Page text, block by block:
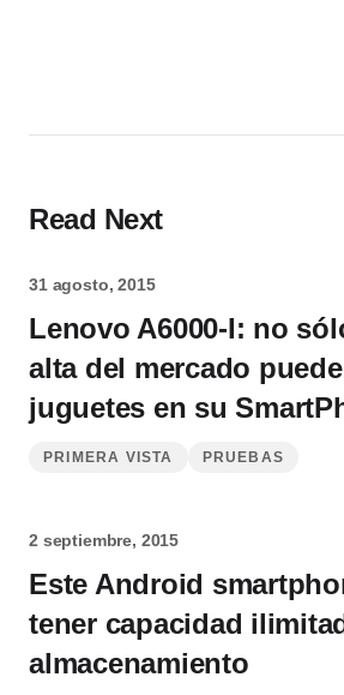
Read Next
31 agosto, 2015
Lenovo A6000-I: no
alta del mercado
juguetes en su
PRIMERA VISTA PRUEBAS
2 septiembre, 2015
Este Android
tener capacidad
almacenamiento